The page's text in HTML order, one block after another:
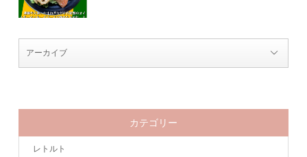
カテゴリー
レトルト